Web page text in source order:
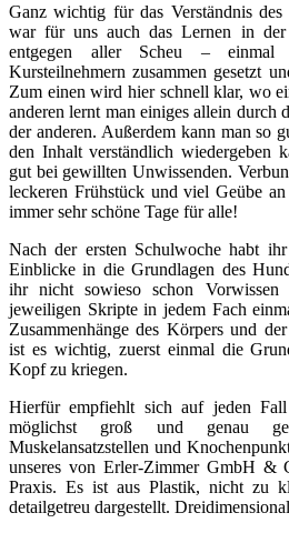
Ganz wichtig für das Verständnis
war für uns auch das Lernen in
entgegen aller Scheu –
Kursteilnehmern zusammen gesetzt
Zum einen wird hier schnell klar, wo
anderen lernt man einiges allein durch
der anderen. Außerdem kann man so
den Inhalt verständlich wiedergeben
gut bei gewillten Unwissenden.
leckeren Frühstück und viel Geübe
immer sehr schöne Tage für alle!
Nach der ersten Schulwoche habt
Einblicke in die Grundlagen des
ihr nicht sowieso schon
jeweiligen Skripte in jedem Fach
Zusammenhänge des Körpers und
ist es wichtig, zuerst einmal die
Kopf zu kriegen.
Hierfür empfiehlt sich auf jeden
möglichst groß und genau
Muskelansatzstellen und
unseres von Erler-Zimmer GmbH &
Praxis. Es ist aus Plastik, nicht zu
detailgetreu dargestellt.